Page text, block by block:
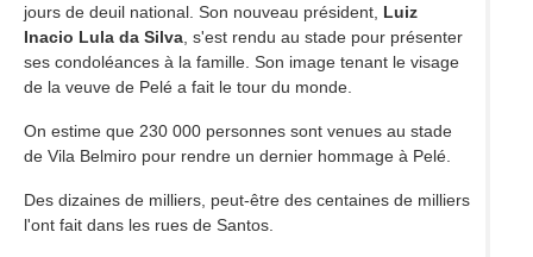
jours de deuil national. Son nouveau président, Luiz
Inacio Lula da Silva , s'est rendu au stade pour présenter
ses condoléances à la famille. Son image tenant le visage
de la veuve de Pelé a fait le tour du monde.
On estime que 230 000 personnes sont venues au stade
de Vila Belmiro pour rendre un dernier hommage à Pelé.
Des dizaines de milliers, peut-être des centaines de milliers
l'ont fait dans les rues de Santos.